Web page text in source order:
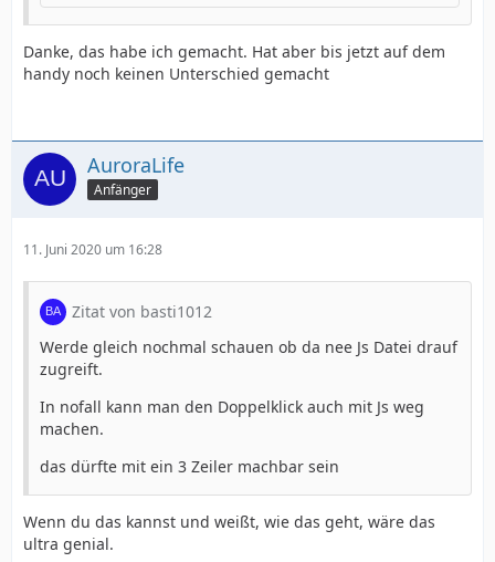
Danke, das habe ich gemacht. Hat aber bis jetzt auf dem
handy noch keinen Unterschied gemacht
AuroraLife
Anfänger
11. Juni 2020 um 16:28
Zitat von basti1012
Werde gleich nochmal schauen ob da nee Js Datei drauf
zugreift.
In nofall kann man den Doppelklick auch mit Js weg
machen.
das dürfte mit ein 3 Zeiler machbar sein
Wenn du das kannst und weißt, wie das geht, wäre das
ultra genial.